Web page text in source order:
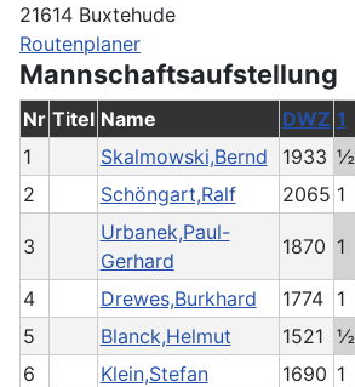
21614 Buxtehude
Routenplaner
Mannschaftsaufstellung
Nr Titel Name DWZ 1
1
Skalmowski,Bernd 1933 ½
2
Schöngart,Ralf 2065 1
3
Urbanek,Paul-
Gerhard
1870 1
4 Drewes,Burkhard 1774 1
5
Blanck,Helmut 1521 ½
6
Klein,Stefan 1690 1